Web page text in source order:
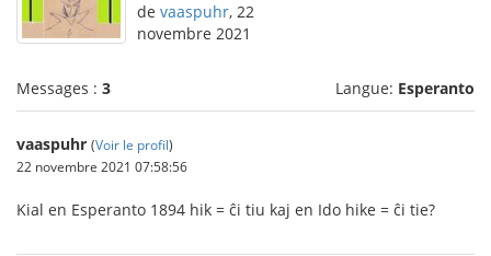
de vaaspuhr, 22
novembre 2021
Messages : 3 Langue: Esperanto
vaaspuhr (Voir le profil)
22 novembre 2021 07:58:56
Kial en Esperanto 1894 hik = ĉi tiu kaj en Ido hike = ĉi tie?